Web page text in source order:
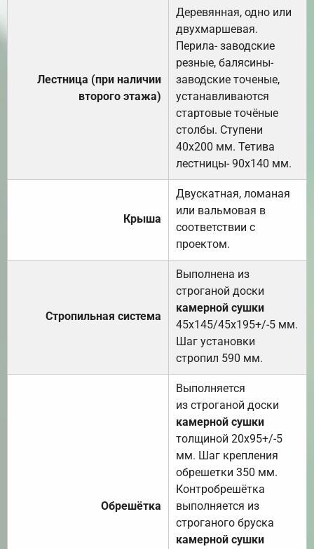
Лестница (при наличии
второго этажа)
Деревянная, одно или
двухмаршевая.
Перила- заводские
резные, балясины-
заводские точеные,
устанавливаются
стартовые точёные
столбы. Ступени
40х200 мм. Тетива
лестницы- 90х140 мм.
Крыша
Двускатная, ломаная
или вальмовая в
соответствии с
проектом.
Стропильная система
Выполнена из
строганой доски
камерной сушки
45х145/45х195+/-5 мм.
Шаг установки
стропил 590 мм.
Обрешётка
Выполняется
из строганой доски
камерной сушки
толщиной 20х95+/-5
мм. Шаг крепления
обрешетки 350 мм.
Контробрешётка
выполняется из
строганого бруска
камерной сушки